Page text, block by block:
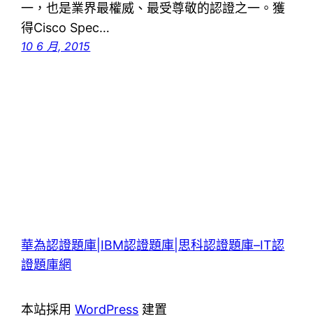
一，也是業界最權威、最受尊敬的認證之一。獲
得Cisco Spec…
10 6 月, 2015
華為認證題庫|IBM認證題庫|思科認證題庫–IT認
證題庫網
本站採用WordPress 建置